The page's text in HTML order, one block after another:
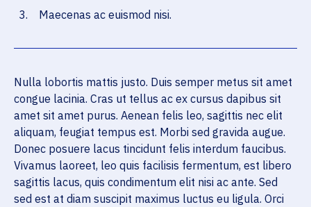
Maecenas ac euismod nisi.
Nulla lobortis mattis justo. Duis semper metus sit amet
congue lacinia. Cras ut tellus ac ex cursus dapibus sit
amet sit amet purus. Aenean felis leo, sagittis nec elit
aliquam, feugiat tempus est. Morbi sed gravida augue.
Donec posuere lacus tincidunt felis interdum faucibus.
Vivamus laoreet, leo quis facilisis fermentum, est libero
sagittis lacus, quis condimentum elit nisi ac ante. Sed
sed est at diam suscipit maximus luctus eu ligula. Orci